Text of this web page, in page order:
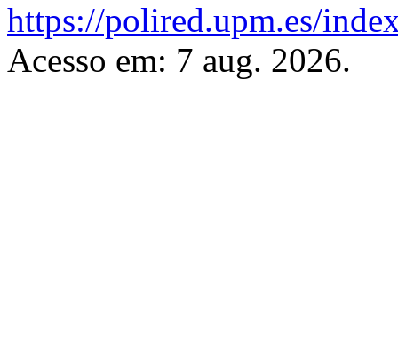
https://polired.upm.es/
Acesso em: 7 aug. 2026.